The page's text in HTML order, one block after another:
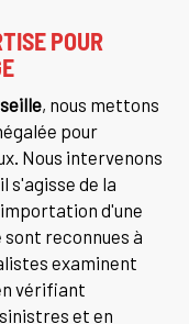
POUR
, nous mettons
pour
Nous intervenons
s'agisse de la
d'une
reconnues à
examinent
vérifiant
et en